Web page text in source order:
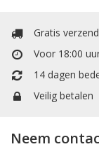
Het
Samsung
vakje voor pasjes
hoesje heeft een
portemonnee /
TPU Siliconen
siliconen. Dit
Galaxy S10stevig
Gratis
Voor 18:00
14 dagen
Veilig betalen
Neem